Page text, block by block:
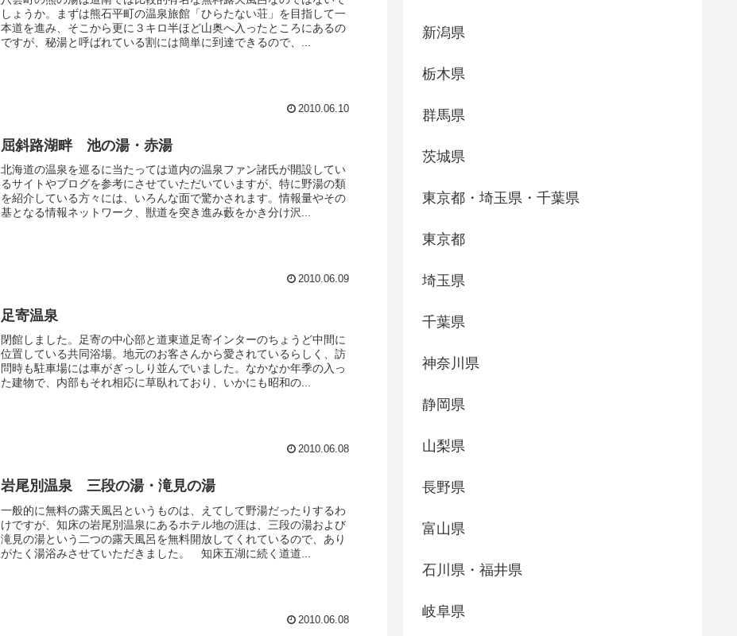
しょうか。まずは熊石平町の温泉旅館「ひらたない荘」を目指して一
本道を進み、そこから更に３キロ半ほど山奥へ入ったところにあるの
ですが、秘湯と呼ばれている割には簡単に到達できるので、...
2010.06.10
屈斜路湖畔 池の湯・赤湯
北海道の温泉を巡るに当たっては道内の温泉ファン諸氏が開設してい
るサイトやブログを参考にさせていただいていますが、特に野湯の類
を紹介している方々には、いろんな面で驚かされます。情報量やその
基となる情報ネットワーク、獣道を突き進み藪をかき分け沢...
2010.06.09
足寄温泉
閉館しました。足寄の中心部と道東道足寄インターのちょうど中間に
位置している共同浴場。地元のお客さんから愛されているらしく、訪
問時も駐車場には車がぎっしり並んでいました。なかなか年季の入っ
た建物で、内部もそれ相応に草臥れており、いかにも昭和の...
2010.06.08
岩尾別温泉 三段の湯・滝見の湯
一般的に無料の露天風呂というものは、えてして野湯だったりするわ
けですが、知床の岩尾別温泉にあるホテル地の涯は、三段の湯および
滝見の湯という二つの露天風呂を無料開放してくれているので、あり
がたく湯浴みさせていただきました。 知床五湖に続く道道...
2010.06.08
新潟県
栃木県
群馬県
茨城県
東京都・埼玉県・千葉県
東京都
埼玉県
千葉県
神奈川県
静岡県
山梨県
長野県
富山県
石川県・福井県
岐阜県